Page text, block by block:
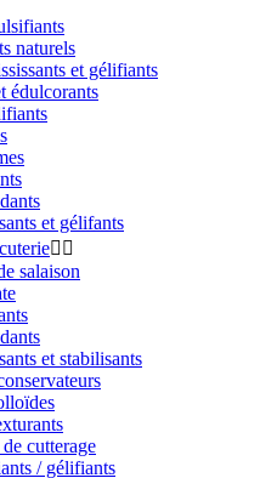
naturels
et gélifiants
édulcorants
et gélifants
 
salaison
et stabilisants
cutterage
/ gélifiants